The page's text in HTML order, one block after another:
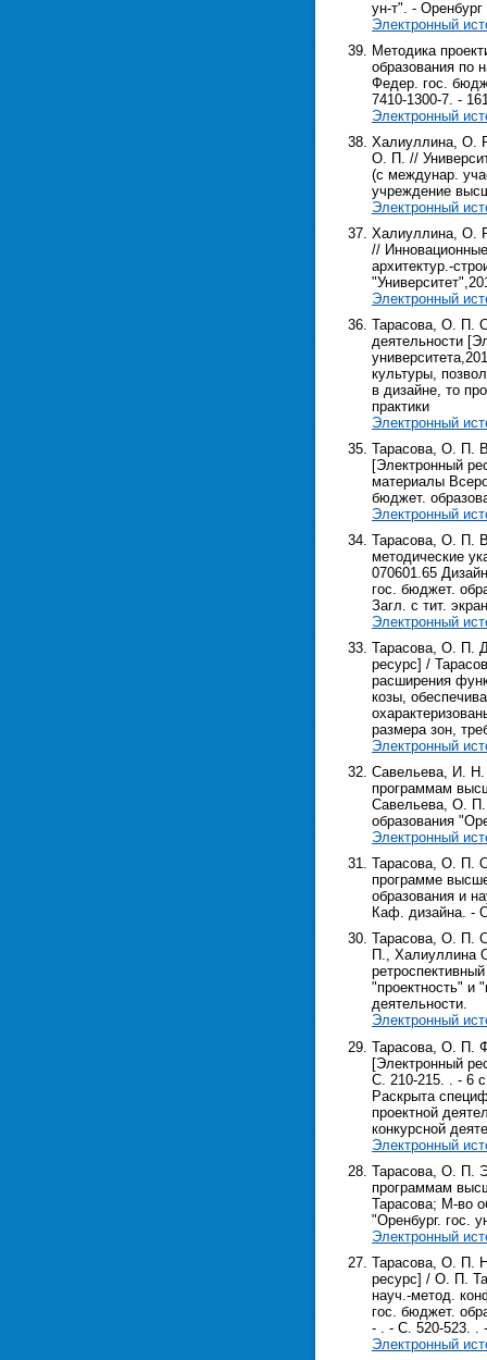
ун-т". -
Электронный
Методика
образования по
Федер. гос.
7410-1300-7. -
Электронный
Халиуллина, О.
О. П. //
(с междунар.
учреждение
Электронный
Халиуллина, О.
//
архитектур.-
Электронный
Тарасова, О. П.
деятельности
культуры,
в дизайне, то
практики
Электронный
Тарасова, О. П.
[Электронный
материалы
бюджет.
Электронный
Тарасова, О. П.
методические
070601.65
гос. бюджет.
Загл. с тит.
Электронный
Тарасова, О. П.
ресурс] /
расширения
козы,
размера зон,
Электронный
Савельева, И. Н.
программам
Савельева, О. П.
образования
Электронный
Тарасова, О. П.
программе
образования и
Каф. дизайна. -
Тарасова, О. П.
П., Халиуллина
"проектность" и
деятельности.
Электронный
Тарасова, О. П.
[Электронный
С. 210-215. . - 6
Раскрыта
проектной
конкурсной
Электронный
Тарасова, О. П.
программам
Тарасова; М-во
"Оренбург. гос.
Электронный
Тарасова, О. П.
ресурс] / О. П.
науч.-метод.
гос. бюджет.
- . - С. 520-523. .
Электронный